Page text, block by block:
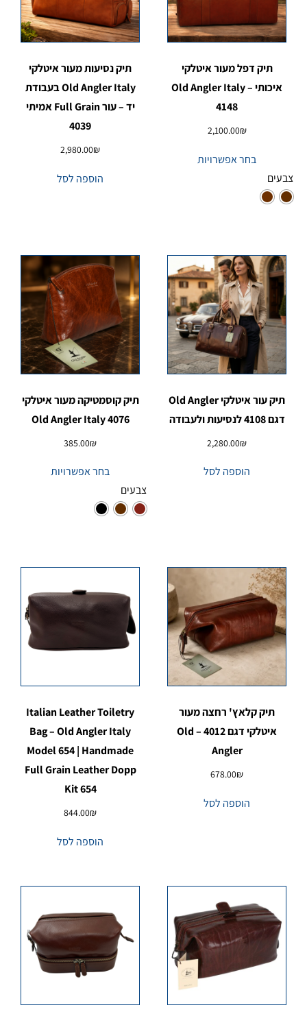
תיק דפל מעור איטלקי
איכותי – Old Angler Italy
4148
2,100.00₪
בחר אפשרויות
צבעים
תיק נסיעות מעור איטלקי
Old Angler Italy בעבודת
יד – עור Full Grain אמיתי
4039
2,980.00₪
הוספה לסל
תיק עור איטלקי Old Angler
דגם 4108 לנסיעות ולעבודה
2,280.00₪
הוספה לסל
תיק קוסמטיקה מעור איטלקי
Old Angler Italy 4076
385.00₪
בחר אפשרויות
צבעים
תיק קלאץ' רחצה מעור
איטלקי דגם 4012 – Old
Angler
678.00₪
הוספה לסל
Italian Leather Toiletry
Bag – Old Angler Italy
Model 654 | Handmade
Full Grain Leather Dopp
Kit 654
844.00₪
הוספה לסל